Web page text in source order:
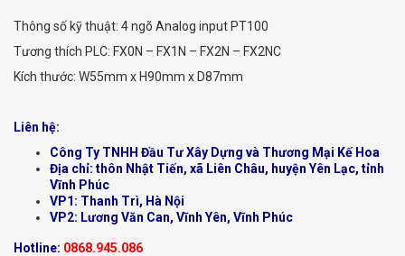
Thông số kỹ thuật: 4 ngõ Analog input PT100
Tương thích PLC: FX0N – FX1N – FX2N – FX2NC
Kích thước: W55mm x H90mm x D87mm
Liên hệ:
Công Ty TNHH Đầu Tư Xây Dựng và Thương Mại Kế Hoa
Địa chỉ: thôn Nhật Tiến, xã Liên Châu, huyện Yên Lạc, tỉnh
Vĩnh Phúc
VP1: Thanh Trì, Hà Nội
VP2: Lương Văn Can, Vĩnh Yên, Vĩnh Phúc
Hotline: 0868.945.086